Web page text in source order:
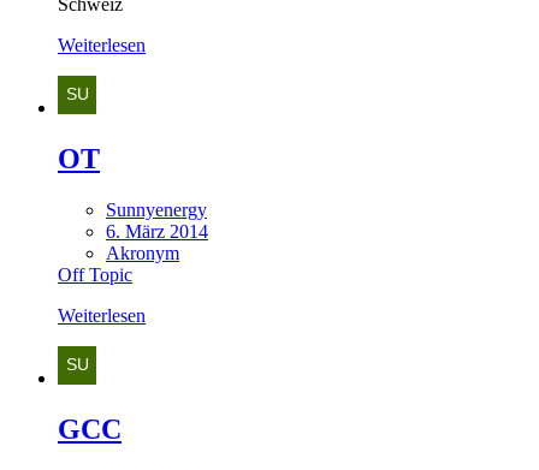
Weiterlesen
OT
Sunnyenergy
6. März 2014
Akronym
Off Topic
Weiterlesen
GCC